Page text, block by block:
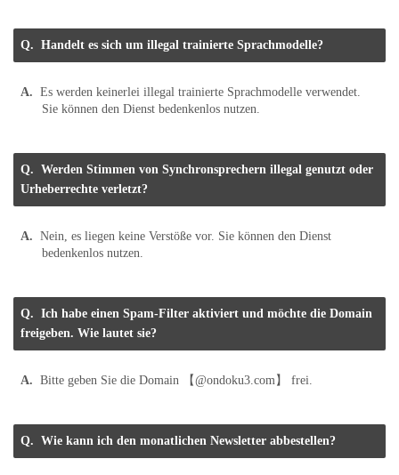
Handelt es sich um illegal trainierte Sprachmodelle?
Es werden keinerlei illegal trainierte Sprachmodelle verwendet.
Sie können den Dienst bedenkenlos nutzen.
Werden Stimmen von Synchronsprechern illegal genutzt oder
Urheberrechte verletzt?
Nein, es liegen keine Verstöße vor. Sie können den Dienst
bedenkenlos nutzen.
Ich habe einen Spam-Filter aktiviert und möchte die Domain
freigeben. Wie lautet sie?
Bitte geben Sie die Domain 【@ondoku3.com】 frei.
Wie kann ich den monatlichen Newsletter abbestellen?